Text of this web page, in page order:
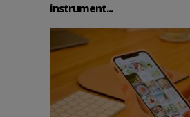
instrument...